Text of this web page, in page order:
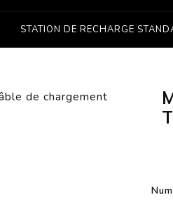
STATION DE RECHARGE